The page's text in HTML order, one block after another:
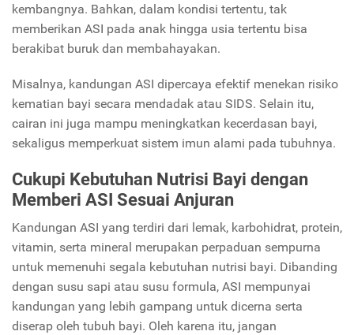
kembangnya. Bahkan, dalam kondisi tertentu, tak
memberikan ASI pada anak hingga usia tertentu bisa
berakibat buruk dan membahayakan.
Misalnya, kandungan ASI dipercaya efektif menekan risiko
kematian bayi secara mendadak atau SIDS. Selain itu,
cairan ini juga mampu meningkatkan kecerdasan bayi,
sekaligus memperkuat sistem imun alami pada tubuhnya.
Cukupi Kebutuhan Nutrisi Bayi dengan
Memberi ASI Sesuai Anjuran
Kandungan ASI yang terdiri dari lemak, karbohidrat, protein,
vitamin, serta mineral merupakan perpaduan sempurna
untuk memenuhi segala kebutuhan nutrisi bayi. Dibanding
dengan susu sapi atau susu formula, ASI mempunyai
kandungan yang lebih gampang untuk dicerna serta
diserap oleh tubuh bayi. Oleh karena itu, jangan